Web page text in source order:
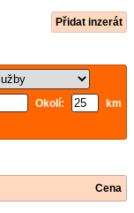
Přidat inzerát
Okolí:
km
Cena